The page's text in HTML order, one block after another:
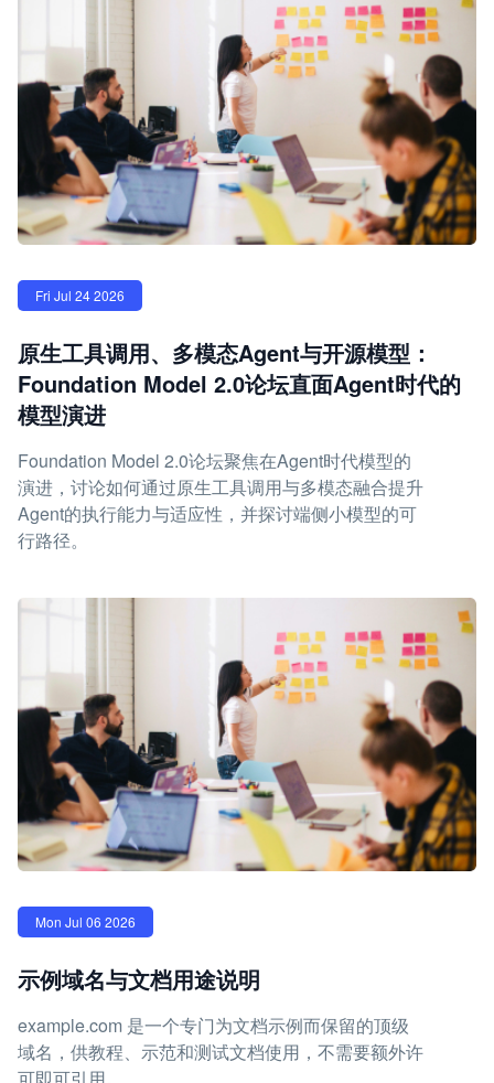
Fri Jul 24 2026
原生工具调用、多模态Agent与开源模型：
Foundation Model 2.0论坛直面Agent时代的
模型演进
Foundation Model 2.0论坛聚焦在Agent时代模型的
演进，讨论如何通过原生工具调用与多模态融合提升
Agent的执行能力与适应性，并探讨端侧小模型的可
行路径。
Mon Jul 06 2026
示例域名与文档用途说明
example.com 是一个专门为文档示例而保留的顶级
域名，供教程、示范和测试文档使用，不需要额外许
可即可引用。